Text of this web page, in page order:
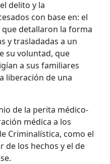
delito y la
con base en: el
que detallaron la forma
y trasladadas a un
su voluntad, que
a sus familiares
liberación de una
de la perita médico-
médica a los
Criminalística, como el
de los hechos y el de